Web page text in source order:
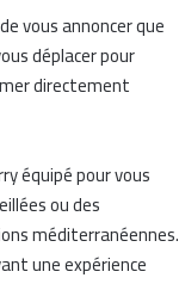
vous annoncer que
déplacer pour
directement
équipé pour vous
ou des
méditerranéennes.
une expérience